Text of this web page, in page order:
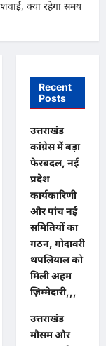
क्या रहेगा समय
Recent
Posts
उत्तराखंड
कांग्रेस में बड़ा
फेरबदल, नई
प्रदेश
कार्यकारिणी
और पांच नई
समितियों का
गठन, गोदावरी
थपलियाल को
मिली अहम
ज़िम्मेदारी,,,
उत्तराखंड
मौसम और